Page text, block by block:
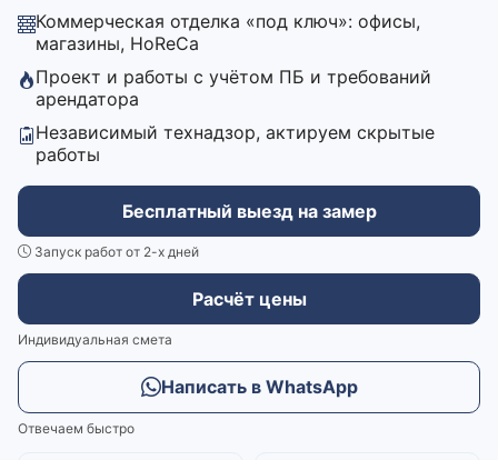
Коммерческая отделка «под ключ»: офисы,
магазины, HoReCa
Проект и работы с учётом ПБ и требований
арендатора
Независимый технадзор, актируем скрытые
работы
Бесплатный выезд на замер
Запуск работ от 2-х дней
Расчёт цены
Индивидуальная смета
Написать в WhatsApp
Отвечаем быстро